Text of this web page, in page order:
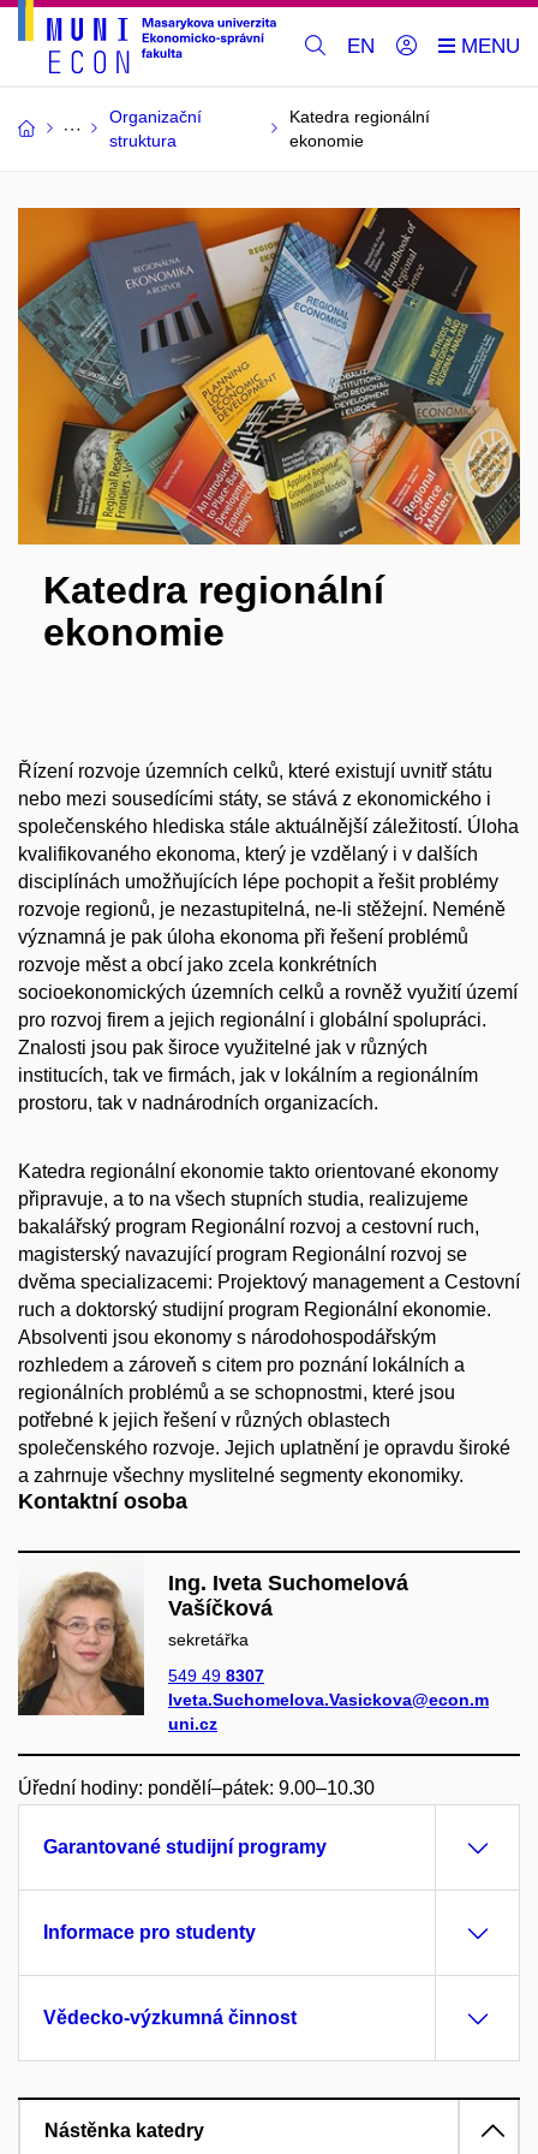
EN
Organizační
struktura
Katedra regionální
ekonomie
Katedra regionální
ekonomie
Řízení rozvoje územních celků, které existují uvnitř státu
nebo mezi sousedícími státy, se stává z ekonomického i
společenského hlediska stále aktuálnější záležitostí. Úloha
kvalifikovaného ekonoma, který je vzdělaný i v dalších
disciplínách umožňujících lépe pochopit a řešit problémy
rozvoje regionů, je nezastupitelná, ne-li stěžejní. Neméně
významná je pak úloha ekonoma při řešení problémů
rozvoje měst a obcí jako zcela konkrétních
socioekonomických územních celků a rovněž využití území
pro rozvoj firem a jejich regionální i globální spolupráci.
Znalosti jsou pak široce využitelné jak v různých
institucích, tak ve firmách, jak v lokálním a regionálním
prostoru, tak v nadnárodních organizacích.
Katedra regionální ekonomie takto orientované ekonomy
připravuje, a to na všech stupních studia, realizujeme
bakalářský program Regionální rozvoj a cestovní ruch,
magisterský navazující program Regionální rozvoj se
dvěma specializacemi: Projektový management a Cestovní
ruch a doktorský studijní program Regionální ekonomie.
Absolventi jsou ekonomy s národohospo­dářským
rozhledem a zároveň s citem pro poznání lokálních a
regionálních problémů a se schopnostmi, které jsou
potřebné k jejich řešení v různých oblastech
společenského rozvoje. Jejich uplatnění je opravdu široké
a zahrnuje všechny myslitelné segmenty ekonomiky.
Kontaktní osoba
Ing. Iveta Suchomelová
Vašíčková
sekretářka
549 49 8307
Iveta.Suchomelova.Vasickova@econ.m
uni.cz
Úřední hodiny: pondělí–pátek: 9.00–10.30
Garantované studijní programy
Informace pro studenty
Vědecko-výzkumná činnost
Nástěnka katedry